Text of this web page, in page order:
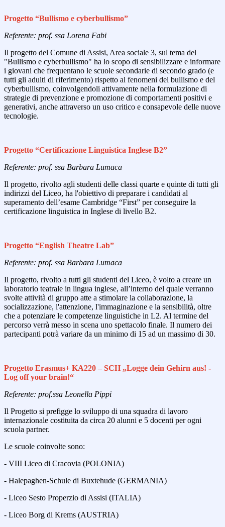
Progetto “Bullismo e cyberbullismo”
Referente: prof. ssa Lorena Fabi
Il progetto del Comune di Assisi, Area sociale 3, sul tema del
"Bullismo e cyberbullismo" ha lo scopo di sensibilizzare e informare
i giovani che frequentano le scuole secondarie di secondo grado (e
tutti gli adulti di riferimento) rispetto al fenomeni del bullismo e del
cyberbullismo, coinvolgendoli attivamente nella formulazione di
strategie di prevenzione e promozione di comportamenti positivi e
generativi, anche attraverso un uso critico e consapevole delle nuove
tecnologie.
Progetto “Certificazione Linguistica Inglese B2”
Referente: prof. ssa Barbara Lumaca
Il progetto, rivolto agli studenti delle classi quarte e quinte di tutti gli
indirizzi del Liceo, ha l'obiettivo di preparare i candidati al
superamento dell’esame Cambridge “First” per conseguire la
certificazione linguistica in Inglese di livello B2.
Progetto “English Theatre Lab”
Referente: prof. ssa Barbara Lumaca
Il progetto, rivolto a tutti gli studenti del Liceo, è volto a creare un
laboratorio teatrale in lingua inglese, all’interno del quale verranno
svolte attività di gruppo atte a stimolare la collaborazione, la
socializzazione, l'attenzione, l'immaginazione e la sensibilità, oltre
che a potenziare le competenze linguistiche in L2. Al termine del
percorso verrà messo in scena uno spettacolo finale. Il numero dei
partecipanti potrà variare da un minimo di 15 ad un massimo di 30.
Progetto Erasmus+ KA220 – SCH „Logge dein Gehirn aus! -
Log off your brain!“
Referente: prof.ssa Leonella Pippi
Il Progetto si prefigge lo sviluppo di una squadra di lavoro
internazionale costituita da circa 20 alunni e 5 docenti per ogni
scuola partner.
Le scuole coinvolte sono:
- VIII Liceo di Cracovia (POLONIA)
- Halepaghen-Schule di Buxtehude (GERMANIA)
- Liceo Sesto Properzio di Assisi (ITALIA)
- Liceo Borg di Krems (AUSTRIA)